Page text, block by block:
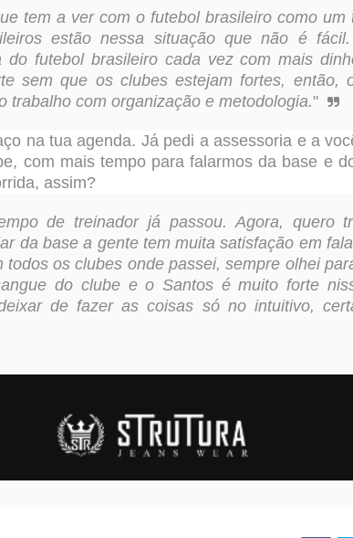
tem a ver com o futebol brasileiro como um
estão nessa situação que não é
do futebol brasileiro cada vez com mais
sem que os clubes estejam fortes, então,
trabalho com organização e metodologia."
na tua agenda. Já pedi a assessoria e a
com mais tempo para falarmos da base e
assim?
de treinador já passou. Agora, quero
da base a gente tem muita satisfação em
todos os clubes onde passei, sempre olhei
do clube e o Santos é muito forte
de fazer as coisas só no intuitivo,